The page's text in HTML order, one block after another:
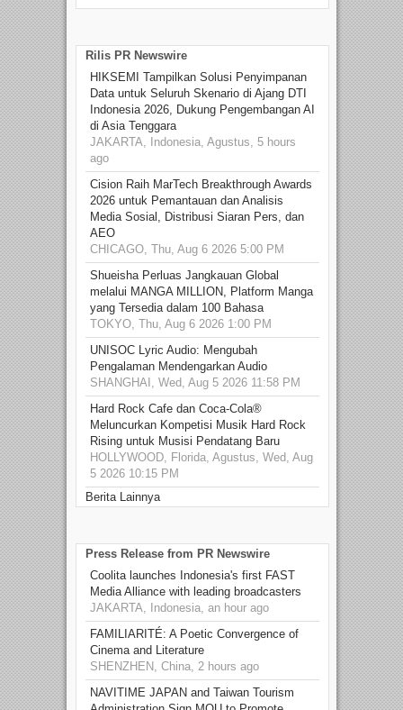
Rilis PR Newswire
HIKSEMI Tampilkan Solusi Penyimpanan
Data untuk Seluruh Skenario di Ajang DTI
Indonesia 2026, Dukung Pengembangan AI
di Asia Tenggara
JAKARTA, Indonesia, Agustus, 5 hours
ago
Cision Raih MarTech Breakthrough Awards
2026 untuk Pemantauan dan Analisis
Media Sosial, Distribusi Siaran Pers, dan
AEO
CHICAGO, Thu, Aug 6 2026 5:00 PM
Shueisha Perluas Jangkauan Global
melalui MANGA MILLION, Platform Manga
yang Tersedia dalam 100 Bahasa
TOKYO, Thu, Aug 6 2026 1:00 PM
UNISOC Lyric Audio: Mengubah
Pengalaman Mendengarkan Audio
SHANGHAI, Wed, Aug 5 2026 11:58 PM
Hard Rock Cafe dan Coca-Cola®
Meluncurkan Kompetisi Musik Hard Rock
Rising untuk Musisi Pendatang Baru
HOLLYWOOD, Florida, Agustus, Wed, Aug
5 2026 10:15 PM
Berita Lainnya
Press Release from PR Newswire
Coolita launches Indonesia's first FAST
Media Alliance with leading broadcasters
JAKARTA, Indonesia, an hour ago
FAMILIARITÉ: A Poetic Convergence of
Cinema and Literature
SHENZHEN, China, 2 hours ago
NAVITIME JAPAN and Taiwan Tourism